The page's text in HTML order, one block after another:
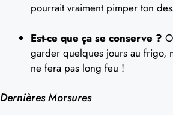
pourrait vraiment pimper ton
Est-ce que ça se conserve ?
garder quelques jours au frigo,
ne fera pas long feu !
Dernières Morsures